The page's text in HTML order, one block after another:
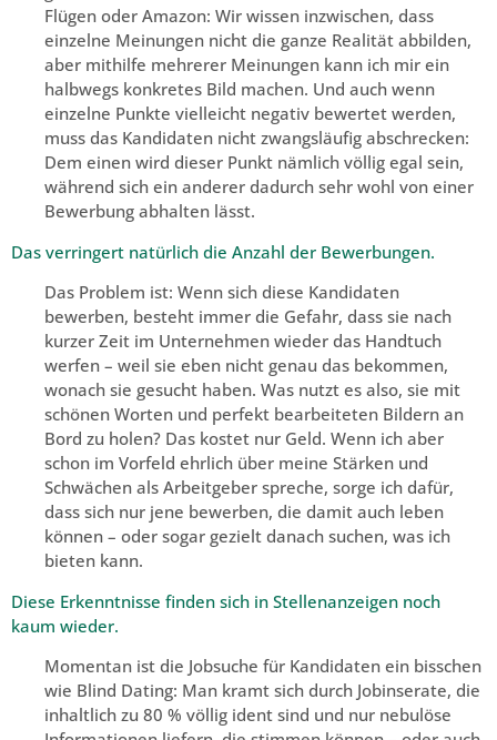
Flügen oder Amazon: Wir wissen inzwischen, dass
einzelne Meinungen nicht die ganze Realität abbilden,
aber mithilfe mehrerer Meinungen kann ich mir ein
halbwegs konkretes Bild machen. Und auch wenn
einzelne Punkte vielleicht negativ bewertet werden,
muss das Kandidaten nicht zwangsläufig abschrecken:
Dem einen wird dieser Punkt nämlich völlig egal sein,
während sich ein anderer dadurch sehr wohl von einer
Bewerbung abhalten lässt.
Das verringert natürlich die Anzahl der Bewerbungen.
Das Problem ist: Wenn sich diese Kandidaten
bewerben, besteht immer die Gefahr, dass sie nach
kurzer Zeit im Unternehmen wieder das Handtuch
werfen – weil sie eben nicht genau das bekommen,
wonach sie gesucht haben. Was nutzt es also, sie mit
schönen Worten und perfekt bearbeiteten Bildern an
Bord zu holen? Das kostet nur Geld. Wenn ich aber
schon im Vorfeld ehrlich über meine Stärken und
Schwächen als Arbeitgeber spreche, sorge ich dafür,
dass sich nur jene bewerben, die damit auch leben
können – oder sogar gezielt danach suchen, was ich
bieten kann.
Diese Erkenntnisse finden sich in Stellenanzeigen noch
kaum wieder.
Momentan ist die Jobsuche für Kandidaten ein bisschen
wie Blind Dating: Man kramt sich durch Jobinserate, die
inhaltlich zu 80 % völlig ident sind und nur nebulöse